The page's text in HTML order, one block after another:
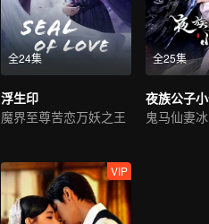
全24集
浮生印
魔界至尊苦恋万妖之王
全25集
夜族公子
VIP